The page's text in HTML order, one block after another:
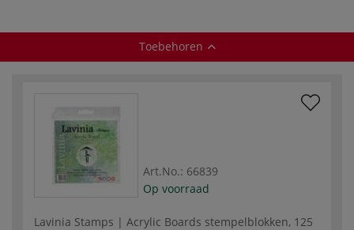
Toebehoren
Art.No.: 66839
Op voorraad
Lavinia Stamps | Acrylic Boards stempelblokken, 125